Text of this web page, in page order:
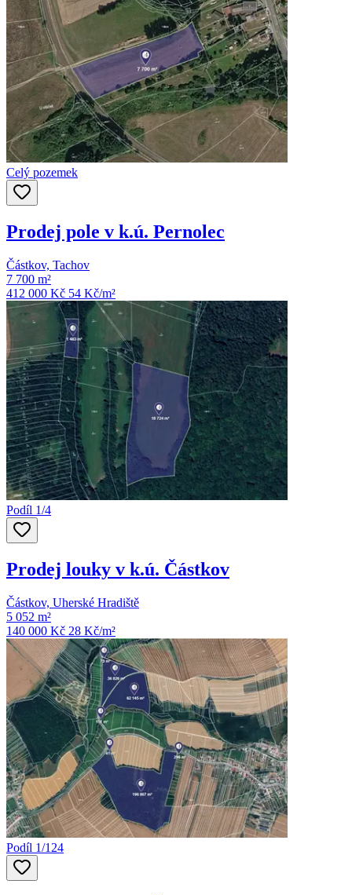
Celý pozemek
Prodej pole v k.ú. Pernolec
Částkov, Tachov
7 700 m²
412 000 Kč 54 Kč/m²
Podíl 1/4
Prodej louky v k.ú. Částkov
Částkov, Uherské Hradiště
5 052 m²
140 000 Kč 28 Kč/m²
Podíl 1/124